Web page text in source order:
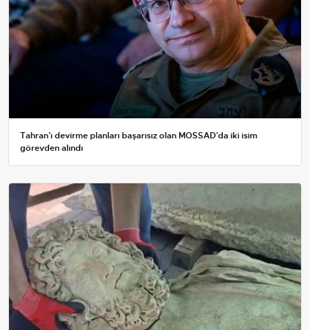
Tahran’ı devirme planları başarısız olan MOSSAD’da iki isim
görevden alındı